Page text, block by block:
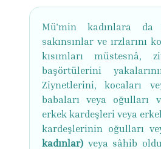
Mü'min kadınlara da
sakınsınlar ve ırzlarını
kısımları müstesnâ,
başörtülerini
Ziynetlerini, kocaları
babaları veya oğulları
erkek kardeşleri veya
kardeşlerinin oğulları
kadınlar) veya sâhib